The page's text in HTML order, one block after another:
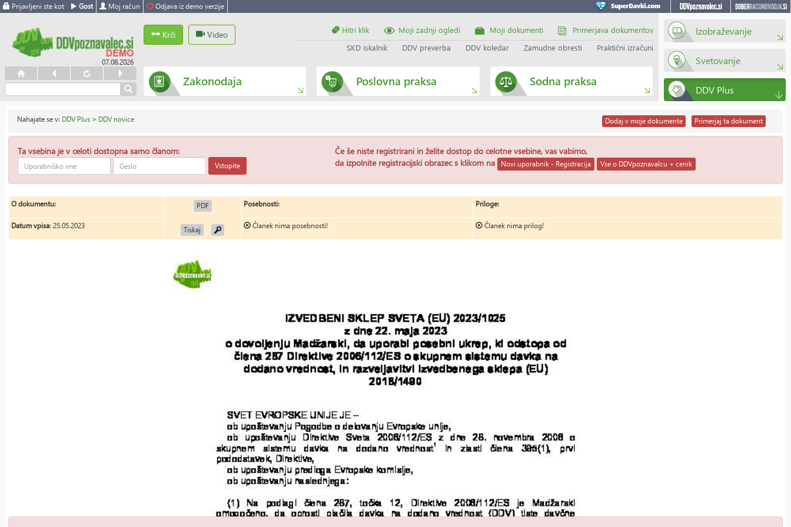
Prijavljeni ste kot Gost Moj račun Odjava iz demo verzije
07.08.2026
Krči Video Hitri klik Moji zadnji ogledi Moji dokumenti
Primerjava dokumentov
SKD iskalnik
DDV preverba DDV koledar Zamudne obresti Praktični izračuni
Zakonodaja Poslovna praksa Sodna praksa
Izobraževanje
Svetovanje
DDV Plus
Nahajate se v: DDV Plus > DDV novice Primerjaj ta dokument
Dodaj v moje dokumente
Ta vsebina je v celoti dostopna samo članom:
Vstopite
Če še niste registrirani in želite dostop do celotne vsebine, vas vabimo,
da izpolnite registracijski obrazec s klikom na
Novi uporabnik - Registracija Vse o DDVpoznavalcu + cenik
O dokumentu: PDF
Tiskaj
Posebnosti: Priloge:
Datum vpisa: 25.05.2023 Članek nima posebnosti! Članek nima prilog!